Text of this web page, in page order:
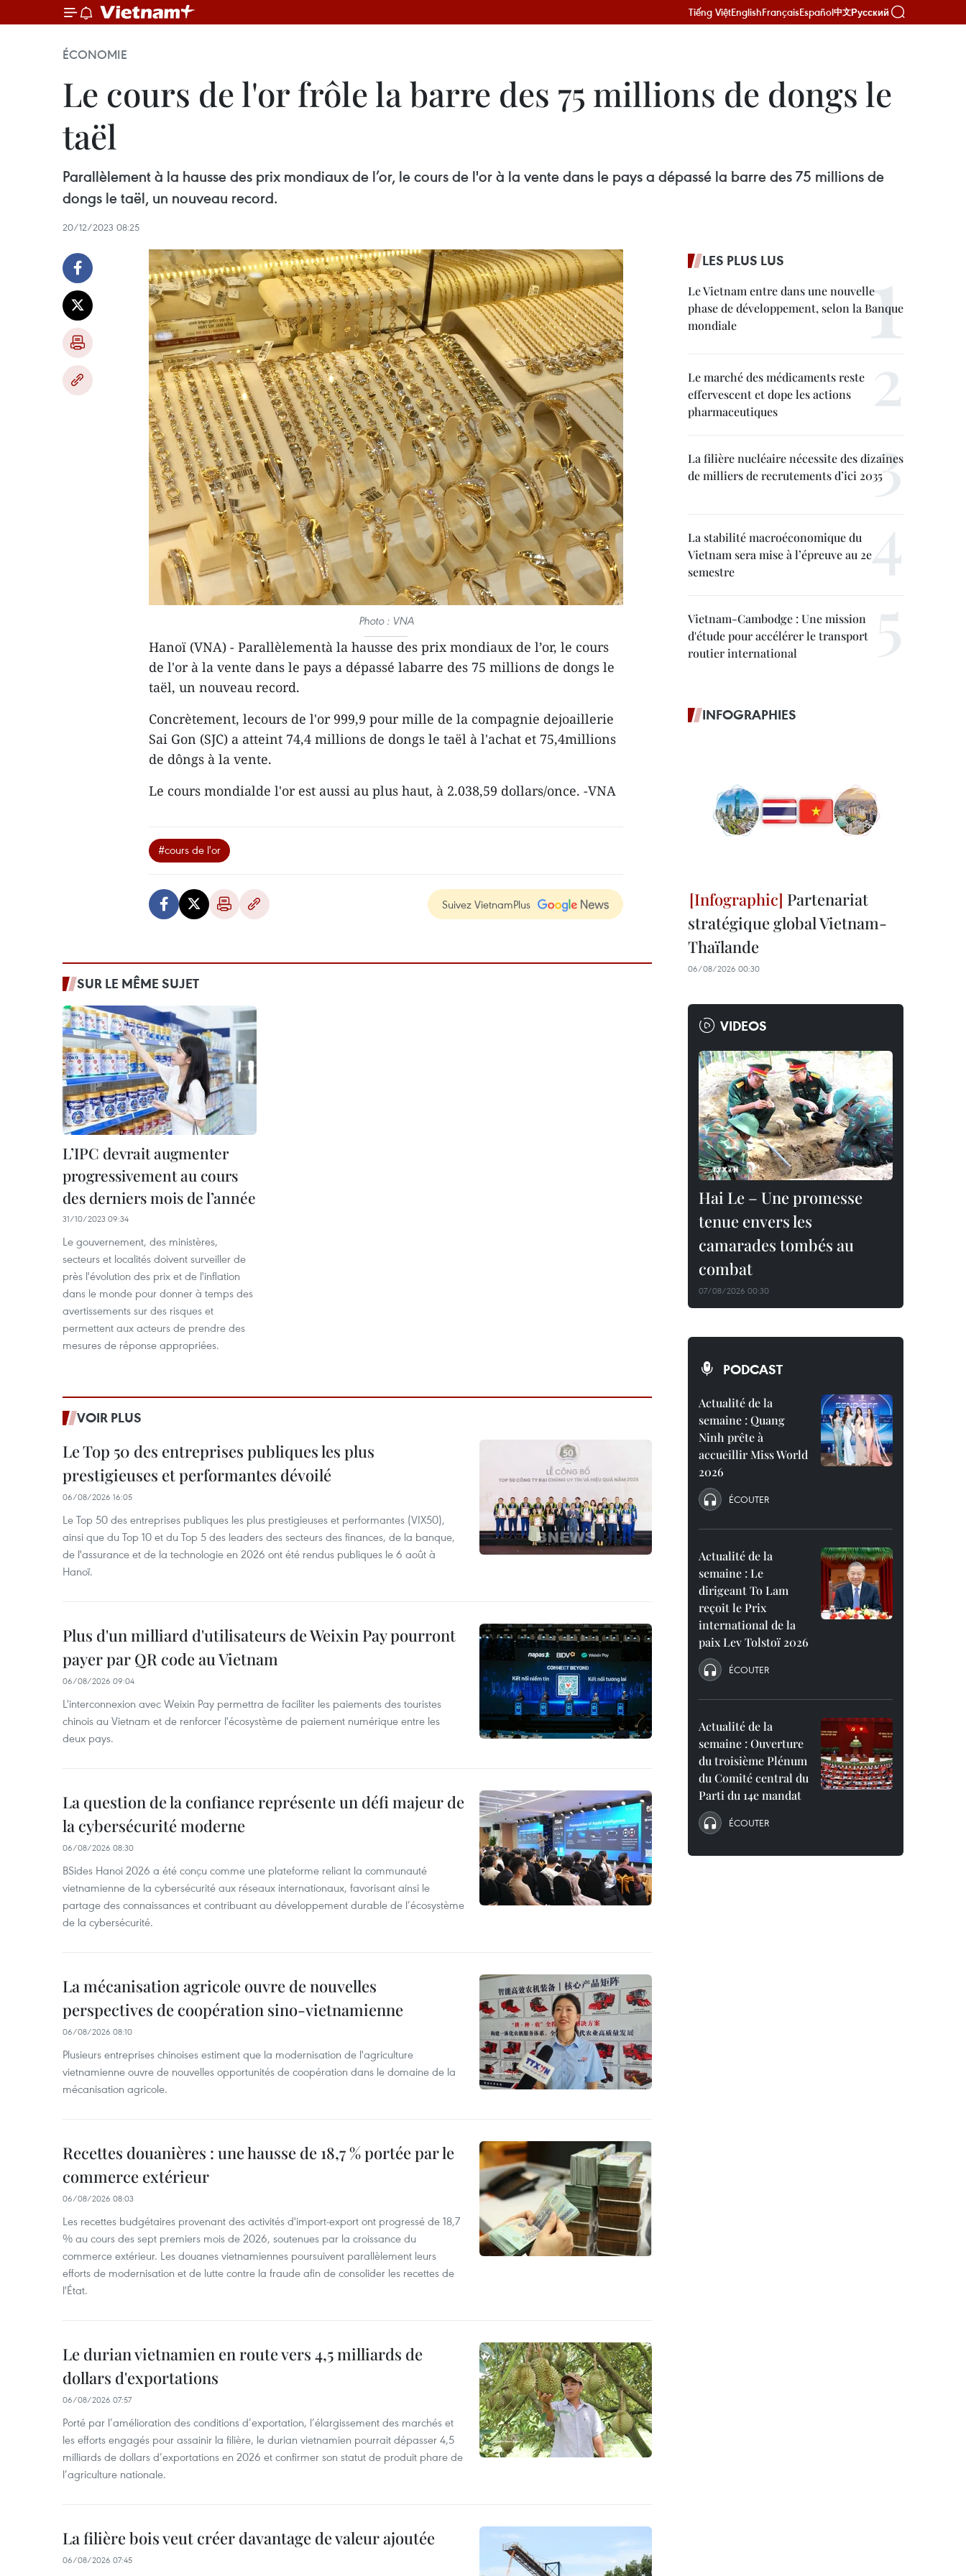
Tiếng ViệtEnglishFrançaisEspañol中文Русский
ÉCONOMIE
Le cours de l'or frôle la barre des 75 millions de dongs le
taël
Parallèlement à la hausse des prix mondiaux de l’or, le cours de l'or à la vente dans le pays a dépassé la barre des 75 millions de
dongs le taël, un nouveau record.
20/12/2023 08:25
Photo : VNA
Hanoï (VNA) - Parallèlementà la hausse des prix mondiaux de l’or, le cours
de l'or à la vente dans le pays a dépassé labarre des 75 millions de dongs le
taël, un nouveau record.
Concrètement, lecours de l'or 999,9 pour mille de la compagnie dejoaillerie
Sai Gon (SJC) a atteint 74,4 millions de dongs le taël à l'achat et 75,4millions
de dôngs à la vente.
Le cours mondialde l'or est aussi au plus haut, à 2.038,59 dollars/once. -VNA
#cours de l'or
Suivez VietnamPlus
SUR LE MÊME SUJET
L’IPC devrait augmenter
progressivement au cours
des derniers mois de l’année
31/10/2023 09:34
Le gouvernement, des ministères,
secteurs et localités doivent surveiller de
près l'évolution des prix et de l'inflation
dans le monde pour donner à temps des
avertissements sur des risques et
permettent aux acteurs de prendre des
mesures de réponse appropriées.
VOIR PLUS
Le Top 50 des entreprises publiques les plus
prestigieuses et performantes dévoilé
06/08/2026 16:05
Le Top 50 des entreprises publiques les plus prestigieuses et performantes (VIX50),
ainsi que du Top 10 et du Top 5 des leaders des secteurs des finances, de la banque,
de l'assurance et de la technologie en 2026 ont été rendus publiques le 6 août à
Hanoï.
Plus d'un milliard d'utilisateurs de Weixin Pay pourront
payer par QR code au Vietnam
06/08/2026 09:04
L'interconnexion avec Weixin Pay permettra de faciliter les paiements des touristes
chinois au Vietnam et de renforcer l'écosystème de paiement numérique entre les
deux pays.
La question de la confiance représente un défi majeur de
la cybersécurité moderne
06/08/2026 08:30
BSides Hanoi 2026 a été conçu comme une plateforme reliant la communauté
vietnamienne de la cybersécurité aux réseaux internationaux, favorisant ainsi le
partage des connaissances et contribuant au développement durable de l’écosystème
de la cybersécurité.
La mécanisation agricole ouvre de nouvelles
perspectives de coopération sino-vietnamienne
06/08/2026 08:10
Plusieurs entreprises chinoises estiment que la modernisation de l'agriculture
vietnamienne ouvre de nouvelles opportunités de coopération dans le domaine de la
mécanisation agricole.
Recettes douanières : une hausse de 18,7 % portée par le
commerce extérieur
06/08/2026 08:03
Les recettes budgétaires provenant des activités d'import-export ont progressé de 18,7
% au cours des sept premiers mois de 2026, soutenues par la croissance du
commerce extérieur. Les douanes vietnamiennes poursuivent parallèlement leurs
efforts de modernisation et de lutte contre la fraude afin de consolider les recettes de
l'État.
Le durian vietnamien en route vers 4,5 milliards de
dollars d'exportations
06/08/2026 07:57
Porté par l’amélioration des conditions d’exportation, l’élargissement des marchés et
les efforts engagés pour assainir la filière, le durian vietnamien pourrait dépasser 4,5
milliards de dollars d’exportations en 2026 et confirmer son statut de produit phare de
l’agriculture nationale.
La filière bois veut créer davantage de valeur ajoutée
06/08/2026 07:45
LES PLUS LUS
Le Vietnam entre dans une nouvelle
phase de développement, selon la Banque
mondiale
Le marché des médicaments reste
effervescent et dope les actions
pharmaceutiques
La filière nucléaire nécessite des dizaines
de milliers de recrutements d’ici 2035
La stabilité macroéconomique du
Vietnam sera mise à l’épreuve au 2e
semestre
Vietnam-Cambodge : Une mission
d'étude pour accélérer le transport
routier international
INFOGRAPHIES
Partenariat
stratégique global Vietnam-
Thaïlande
06/08/2026 00:30
VIDEOS
Hai Le – Une promesse
tenue envers les
camarades tombés au
combat
07/08/2026 00:30
PODCAST
Actualité de la
semaine : Quang
Ninh prête à
accueillir Miss World
2026
ÉCOUTER
Actualité de la
semaine : Le
dirigeant To Lam
reçoit le Prix
international de la
paix Lev Tolstoï 2026
ÉCOUTER
Actualité de la
semaine : Ouverture
du troisième Plénum
du Comité central du
Parti du 14e mandat
ÉCOUTER